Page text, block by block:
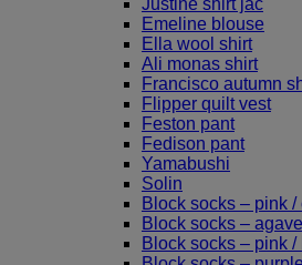
Justine shirt jac
Emeline blouse
Ella wool shirt
Ali monas shirt
Francisco autumn
Flipper quilt vest
Feston pant
Fedison pant
Yamabushi
Solin
Block socks – pink /
Block socks –
Block socks – pink